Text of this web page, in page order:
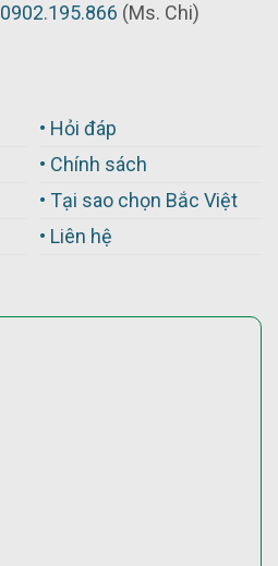
0902.195.866 (Ms. Chi)
• Hỏi đáp
• Chính sách
• Tại sao chọn Bắc Việt
• Liên hệ